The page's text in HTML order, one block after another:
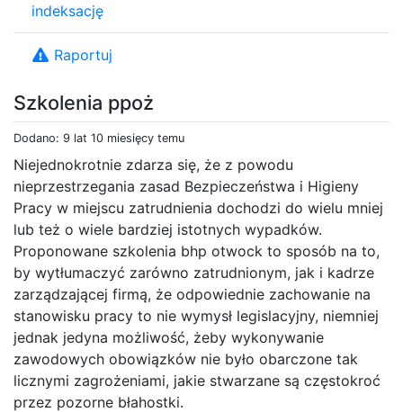
Szkolenia ppoż
Dodano: 9 lat 10 miesięcy temu
Niejednokrotnie zdarza się, że z powodu
nieprzestrzegania zasad Bezpieczeństwa i Higieny
Pracy w miejscu zatrudnienia dochodzi do wielu mniej
lub też o wiele bardziej istotnych wypadków.
Proponowane szkolenia bhp otwock to sposób na to,
by wytłumaczyć zarówno zatrudnionym, jak i kadrze
zarządzającej firmą, że odpowiednie zachowanie na
stanowisku pracy to nie wymysł legislacyjny, niemniej
jednak jedyna możliwość, żeby wykonywanie
zawodowych obowiązków nie było obarczone tak
licznymi zagrożeniami, jakie stwarzane są częstokroć
przez pozorne błahostki.
indeksację
Raportuj